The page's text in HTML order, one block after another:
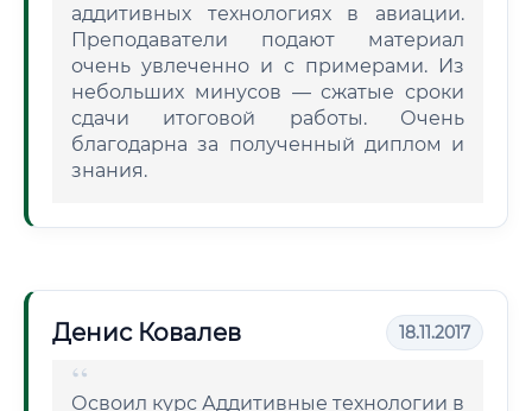
аддитивных технологиях в авиации.
Преподаватели подают материал
очень увлеченно и с примерами. Из
небольших минусов — сжатые сроки
сдачи итоговой работы. Очень
благодарна за полученный диплом и
знания.
Денис Ковалев 18.11.2017
Освоил курс Аддитивные технологии в